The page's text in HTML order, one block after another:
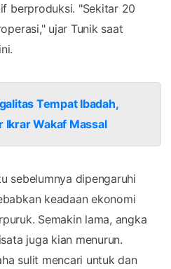
berproduksi. "Sekitar 20
ujar Tunik saat
Tempat Ibadah,
Ikrar Wakaf Massal
sebelumnya dipengaruhi
keadaan ekonomi
Semakin lama, angka
juga kian menurun.
sulit mencari untuk dan